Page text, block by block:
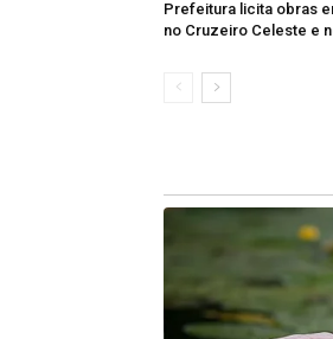
com o
Prefeitura licita obras
no Cruzeiro Celeste e